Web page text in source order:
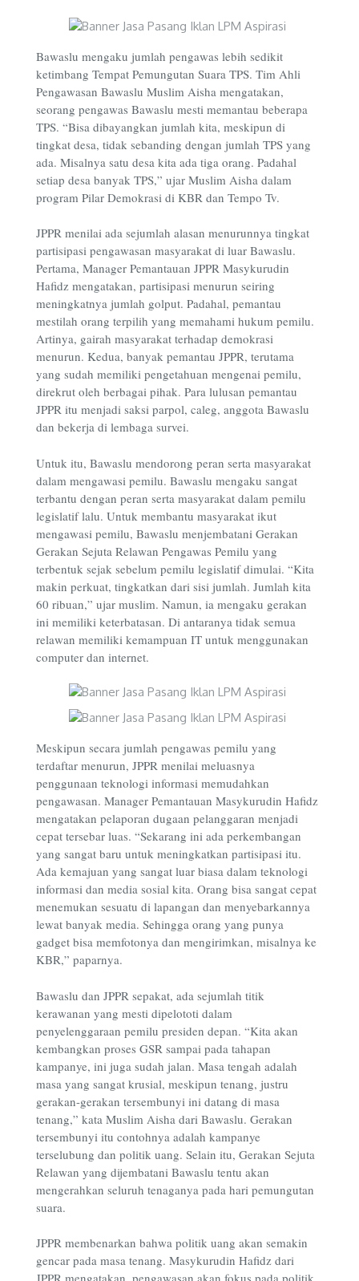
Bawaslu mengaku jumlah pengawas lebih sedikit
ketimbang Tempat Pemungutan Suara TPS. Tim Ahli
Pengawasan Bawaslu Muslim Aisha mengatakan,
seorang pengawas Bawaslu mesti memantau beberapa
TPS. “Bisa dibayangkan jumlah kita, meskipun di
tingkat desa, tidak sebanding dengan jumlah TPS yang
ada. Misalnya satu desa kita ada tiga orang. Padahal
setiap desa banyak TPS,” ujar Muslim Aisha dalam
program Pilar Demokrasi di KBR dan Tempo Tv.
JPPR menilai ada sejumlah alasan menurunnya tingkat
partisipasi pengawasan masyarakat di luar Bawaslu.
Pertama, Manager Pemantauan JPPR Masykurudin
Hafidz mengatakan, partisipasi menurun seiring
meningkatnya jumlah golput. Padahal, pemantau
mestilah orang terpilih yang memahami hukum pemilu.
Artinya, gairah masyarakat terhadap demokrasi
menurun. Kedua, banyak pemantau JPPR, terutama
yang sudah memiliki pengetahuan mengenai pemilu,
direkrut oleh berbagai pihak. Para lulusan pemantau
JPPR itu menjadi saksi parpol, caleg, anggota Bawaslu
dan bekerja di lembaga survei.
Untuk itu, Bawaslu mendorong peran serta masyarakat
dalam mengawasi pemilu. Bawaslu mengaku sangat
terbantu dengan peran serta masyarakat dalam pemilu
legislatif lalu. Untuk membantu masyarakat ikut
mengawasi pemilu, Bawaslu menjembatani Gerakan
Gerakan Sejuta Relawan Pengawas Pemilu yang
terbentuk sejak sebelum pemilu legislatif dimulai. “Kita
makin perkuat, tingkatkan dari sisi jumlah. Jumlah kita
60 ribuan,” ujar muslim. Namun, ia mengaku gerakan
ini memiliki keterbatasan. Di antaranya tidak semua
relawan memiliki kemampuan IT untuk menggunakan
computer dan internet.
Meskipun secara jumlah pengawas pemilu yang
terdaftar menurun, JPPR menilai meluasnya
penggunaan teknologi informasi memudahkan
pengawasan. Manager Pemantauan Masykurudin Hafidz
mengatakan pelaporan dugaan pelanggaran menjadi
cepat tersebar luas. “Sekarang ini ada perkembangan
yang sangat baru untuk meningkatkan partisipasi itu.
Ada kemajuan yang sangat luar biasa dalam teknologi
informasi dan media sosial kita. Orang bisa sangat cepat
menemukan sesuatu di lapangan dan menyebarkannya
lewat banyak media. Sehingga orang yang punya
gadget bisa memfotonya dan mengirimkan, misalnya ke
KBR,” paparnya.
Bawaslu dan JPPR sepakat, ada sejumlah titik
kerawanan yang mesti dipelototi dalam
penyelenggaraan pemilu presiden depan. “Kita akan
kembangkan proses GSR sampai pada tahapan
kampanye, ini juga sudah jalan. Masa tengah adalah
masa yang sangat krusial, meskipun tenang, justru
gerakan-gerakan tersembunyi ini datang di masa
tenang,” kata Muslim Aisha dari Bawaslu. Gerakan
tersembunyi itu contohnya adalah kampanye
terselubung dan politik uang. Selain itu, Gerakan Sejuta
Relawan yang dijembatani Bawaslu tentu akan
mengerahkan seluruh tenaganya pada hari pemungutan
suara.
JPPR membenarkan bahwa politik uang akan semakin
gencar pada masa tenang. Masykurudin Hafidz dari